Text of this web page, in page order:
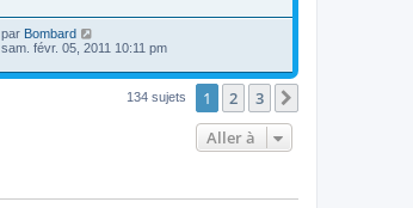
par Bombard
sam. févr. 05, 2011 10:11 pm
134 sujets 1 2 3
Aller à